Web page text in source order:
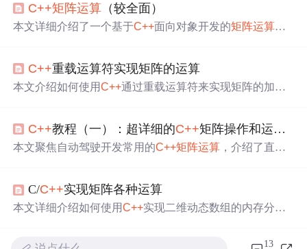
调整和运算等基本操作。此外，还提到了块操作和特殊矩
阵的创建。对于动态矩阵，resize()方法会改变大小并析构
C++矩阵运算 （较全面）
本文详细介绍了一个基于C++面向对象开发的矩阵运算
载，如加、减、乘、除，以及矩阵转置、求逆、行列式计
算等。
C++重载运算符实现矩阵的运算
本文介绍如何使用C++通过重载运算符来实现矩阵的加减
C++教程（一）：超详细的C++矩阵操作和运算（附实例代码，与python对比）
本文聚焦自动驾驶开发常用的C++矩阵运算 ，介绍了直接
给出了解线性方程组和二次多项式拟合等应用案例。
C/C++实现矩阵各种运算
本文详细介绍如何使用C++实现二维动态数组的内存分
13